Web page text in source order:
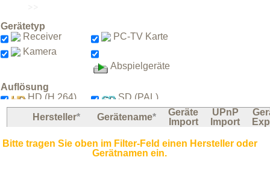
Gerätetyp
Receiver
PC-TV Karte
Kamera
Abspielgeräte
Auflösung
HD (H.264)
SD (PAL)
Filtern nach:
exportiert werden.
Status und Informationen zum
spezifischen Geräte-Export
(bearbeitete Aufnahmen auf das Gerät
zurück speichern) entnehmen Sie der
Spalte "Geräte Export".
Hersteller* Gerätename*
Geräte
Import
UPnP
Import
Bitte tragen Sie oben im Filter-Feld einen Hersteller oder
Gerätnamen ein.